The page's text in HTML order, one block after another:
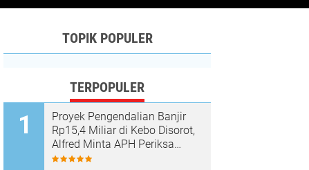
TOPIK POPULER
TERPOPULER
Proyek Pengendalian Banjir
Rp15,4 Miliar di Kebo Disorot,
Alfred Minta APH Periksa
Dugaan Material Ilegal